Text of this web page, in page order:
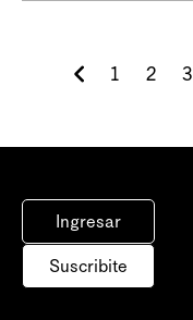
1 2 3
Ingresar
Suscribite